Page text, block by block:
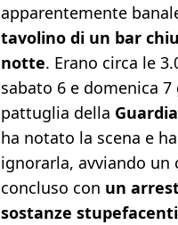
apparentemente
tavolino di un bar
notte. Erano circa le
sabato 6 e domenica
pattuglia della
ha notato la scena e
ignorarla, avviando un
concluso con un
sostanze stupefacenti